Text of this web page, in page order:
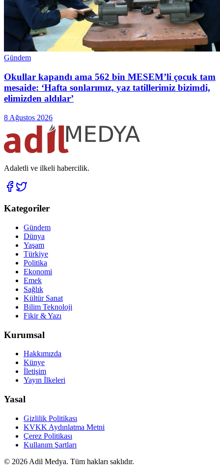
Gündem
Okullar kapandı ama 562 bin MESEM’li çocuk tam
mesaide: ‘Hafta sonlarımız, yaz tatillerimiz bizimdi,
elimizden aldılar’
8 Ağustos 2026
Adaletli ve ilkeli habercilik.
Kategoriler
Gündem
Dünya
Yaşam
Türkiye
Politika
Ekonomi
Emek
Sağlık
Kültür Sanat
Bilim Teknoloji
Fikir & Yazı
Kurumsal
Hakkımızda
Künye
İletişim
Yayın İlkeleri
Yasal
Gizlilik Politikası
KVKK Aydınlatma Metni
Çerez Politikası
Kullanım Şartları
© 2026 Adil Medya. Tüm hakları saklıdır.